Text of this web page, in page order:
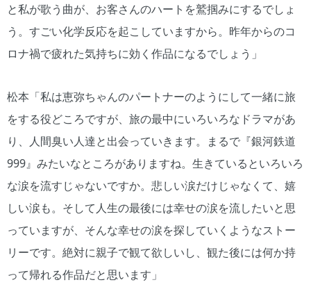
と私が歌う曲が、お客さんのハートを鷲掴みにするでしょ
う。すごい化学反応を起こしていますから。昨年からのコ
ロナ禍で疲れた気持ちに効く作品になるでしょう」
松本「私は恵弥ちゃんのパートナーのようにして一緒に旅
をする役どころですが、旅の最中にいろいろなドラマがあ
り、人間臭い人達と出会っていきます。まるで『銀河鉄道
999』みたいなところがありますね。生きているといろいろ
な涙を流すじゃないですか。悲しい涙だけじゃなくて、嬉
しい涙も。そして人生の最後には幸せの涙を流したいと思
っていますが、そんな幸せの涙を探していくようなストー
リーです。絶対に親子で観て欲しいし、観た後には何か持
って帰れる作品だと思います」